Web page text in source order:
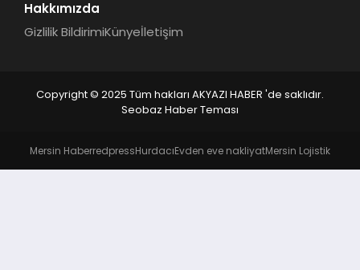
Hakkımızda
Gizlilik BildirimiKünyeİletişim
Copyright © 2025 Tüm hakları AKYAZI HABER 'de saklıdır.
Seobaz Haber Teması
Mersin HaberredpressHurdacıEvden eve nakliyatMersin Lojistik